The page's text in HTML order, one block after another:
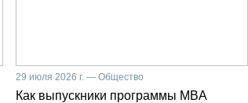
29 июля 2026 г. — Общество
Как выпускники программы MBA